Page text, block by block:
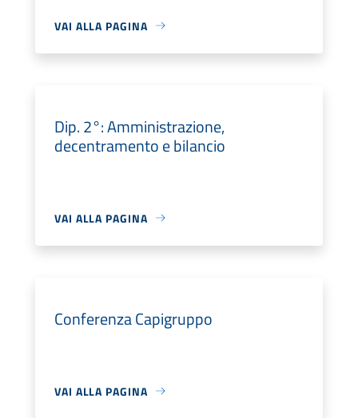
VAI ALLA PAGINA
Dip. 2°: Amministrazione,
decentramento e bilancio
VAI ALLA PAGINA
Conferenza Capigruppo
VAI ALLA PAGINA